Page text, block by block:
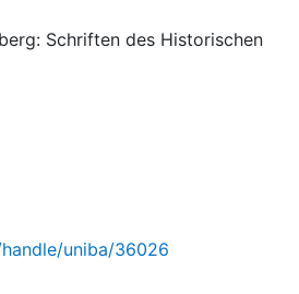
Schriften des Historischen
uniba/36026